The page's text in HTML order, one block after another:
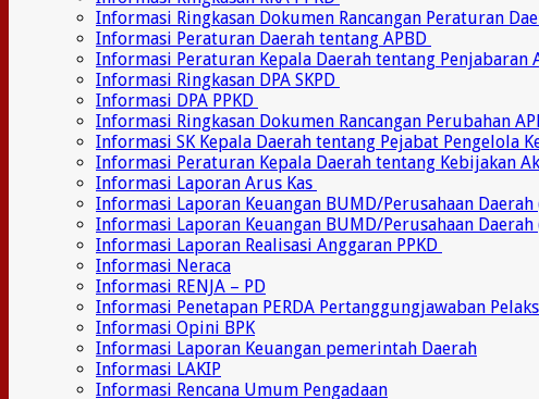
Informasi Ringkasan Dokumen Rancangan Peraturan
Informasi Peraturan Daerah tentang APBD
Informasi Peraturan Kepala Daerah tentang Penjabaran
Informasi Ringkasan DPA SKPD
Informasi DPA PPKD
Informasi Ringkasan Dokumen Rancangan Perubahan
Informasi SK Kepala Daerah tentang Pejabat Pengelola
Informasi Peraturan Kepala Daerah tentang Kebijakan
Informasi Laporan Arus Kas
Informasi Laporan Keuangan BUMD/Perusahaan Daerah
Informasi Laporan Keuangan BUMD/Perusahaan Daerah
Informasi Laporan Realisasi Anggaran PPKD
Informasi Neraca
Informasi RENJA – PD
Informasi Penetapan PERDA Pertanggungjawaban
Informasi Opini BPK
Informasi Laporan Keuangan pemerintah Daerah
Informasi LAKIP
Informasi Rencana Umum Pengadaan